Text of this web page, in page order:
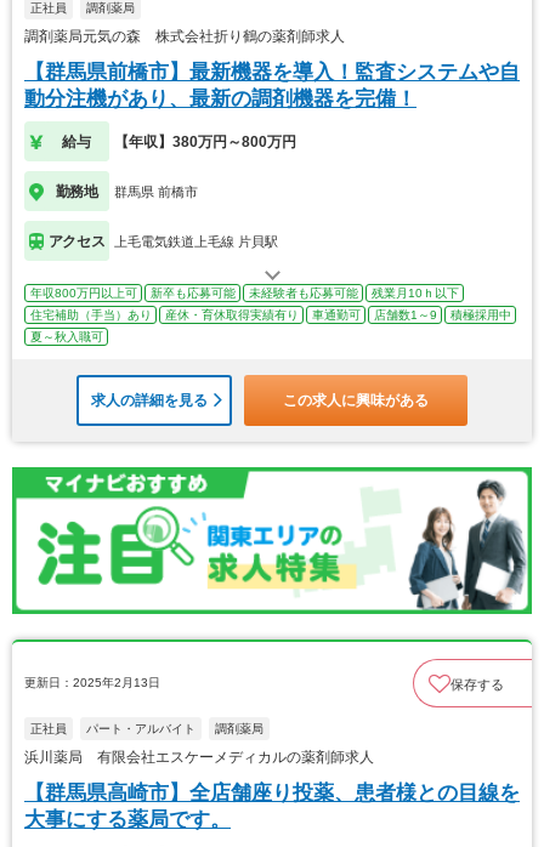
正社員 調剤薬局
調剤薬局元気の森 株式会社折り鶴の薬剤師求人
【群馬県前橋市】最新機器を導入！監査システムや自
動分注機があり、最新の調剤機器を完備！
給与 【年収】380万円～800万円
勤務地 群馬県 前橋市
アクセス 上毛電気鉄道上毛線 片貝駅
年収800万円以上可 新卒も応募可能 未経験者も応募可能
残業月10ｈ以下
住宅補助（手当）あり
産休・育休取得実績有り 車通勤可 店舗数1～9
積極採用中
夏～秋入職可
求人の詳細を見る この求人に興味がある
更新日：2025年2月13日 保存する
正社員 パート・アルバイト 調剤薬局
浜川薬局 有限会社エスケーメディカルの薬剤師求人
【群馬県高崎市】全店舗座り投薬、患者様との目線を
大事にする薬局です。